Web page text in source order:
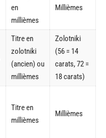
en
millièmes
Millièmes
Titre en
zolotniki
(ancien) ou
millièmes
Zolotniki
(56 = 14
carats, 72 =
18 carats)
Titre en
millièmes
Millièmes